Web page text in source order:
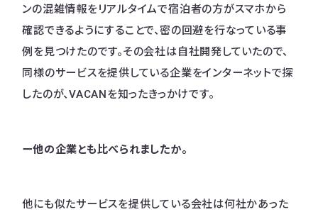
ンの混雑情報をリアルタイムで宿泊者の方がスマホから
確認できるようにすることで、密の回避を行なっている事
例を見つけたのです。その会社は自社開発していたので、
同様のサービスを提供している企業をインターネットで探
したのが、VACANを知ったきっかけです。
ー他の企業とも比べられましたか。
他にも似たサービスを提供している会社は何社かあった